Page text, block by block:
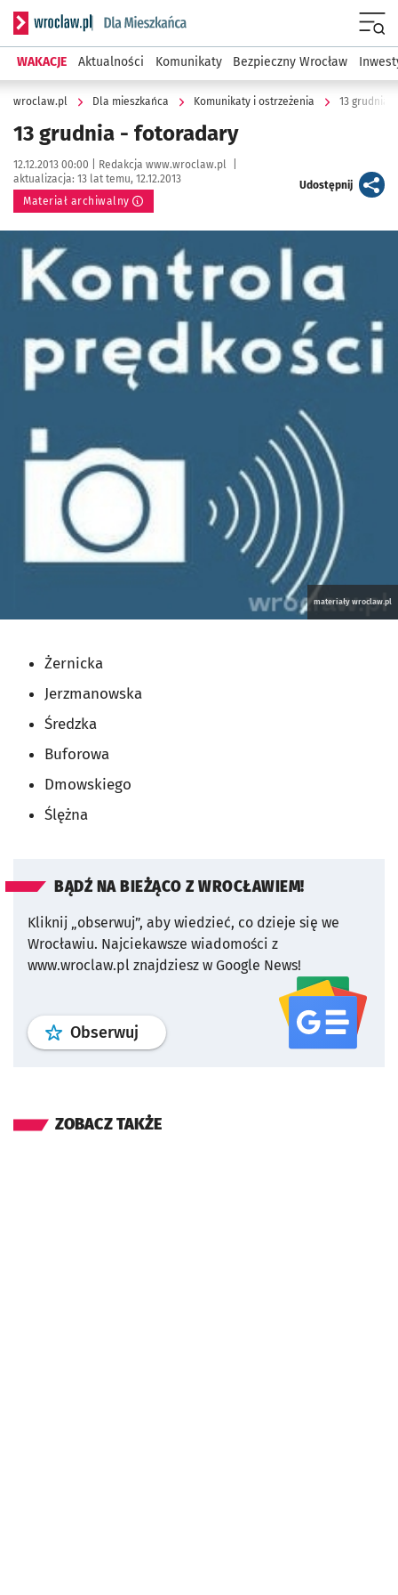
Serwis informacyjny wroclaw.pl podserwis: Dla mieszkańca
WAKACJE Aktualności Komunikaty Bezpieczny Wrocław
wroclaw.pl Dla mieszkańca Komunikaty i ostrzeżenia 13 grudnia
13 grudnia - fotoradary
Data publikacji:
12.12.2013 00:00 | Autor:
Redakcja www.wroclaw.pl
aktualizacja: 13 lat temu, 12.12.2013
Materiał archiwalny
Udostępnijartykuł
materiały wroclaw.pl
Żernicka
Jerzmanowska
Średzka
Buforowa
Dmowskiego
Ślężna
BĄDŹ NA BIEŻĄCO Z WROCŁAWIEM!
Kliknij „obserwuj”, aby wiedzieć, co dzieje się we
Wrocławiu. Najciekawsze wiadomości z
www.wroclaw.pl znajdziesz w Google News!
Obserwuj profil serwisu
ZOBACZ TAKŻE